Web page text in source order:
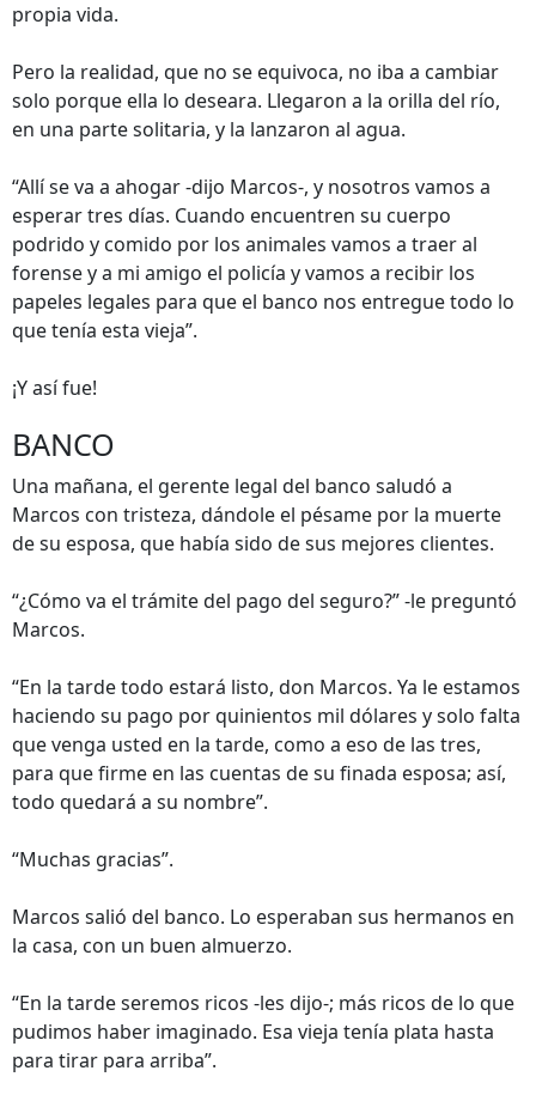
propia vida.
Pero la realidad, que no se equivoca, no iba a cambiar
solo porque ella lo deseara. Llegaron a la orilla del río,
en una parte solitaria, y la lanzaron al agua.
“Allí se va a ahogar -dijo Marcos-, y nosotros vamos a
esperar tres días. Cuando encuentren su cuerpo
podrido y comido por los animales vamos a traer al
forense y a mi amigo el policía y vamos a recibir los
papeles legales para que el banco nos entregue todo lo
que tenía esta vieja”.
¡Y así fue!
BANCO
Una mañana, el gerente legal del banco saludó a
Marcos con tristeza, dándole el pésame por la muerte
de su esposa, que había sido de sus mejores clientes.
“¿Cómo va el trámite del pago del seguro?” -le preguntó
Marcos.
“En la tarde todo estará listo, don Marcos. Ya le estamos
haciendo su pago por quinientos mil dólares y solo falta
que venga usted en la tarde, como a eso de las tres,
para que firme en las cuentas de su finada esposa; así,
todo quedará a su nombre”.
“Muchas gracias”.
Marcos salió del banco. Lo esperaban sus hermanos en
la casa, con un buen almuerzo.
“En la tarde seremos ricos -les dijo-; más ricos de lo que
pudimos haber imaginado. Esa vieja tenía plata hasta
para tirar para arriba”.